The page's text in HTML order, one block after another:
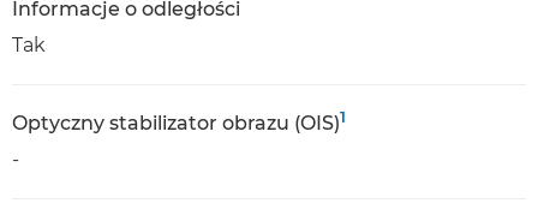
Informacje o odległości
Tak
Optyczny stabilizator obrazu (OIS)1
-